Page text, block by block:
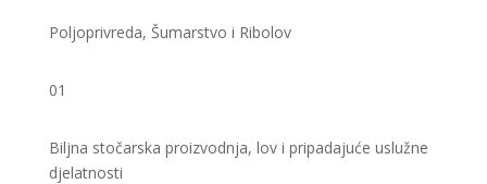
Poljoprivreda, Šumarstvo i Ribolov
01
Biljna stočarska proizvodnja, lov i pripadajuće uslužne
djelatnosti